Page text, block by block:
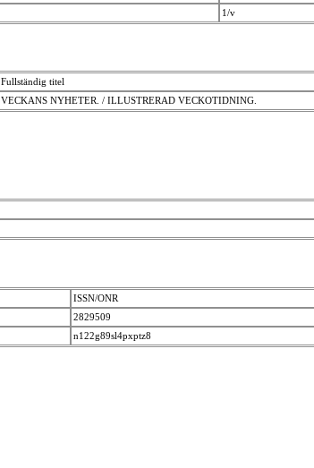
1/v
Fullständig titel
VECKANS NYHETER. / ILLUSTRERAD VECKOTIDNING.
ISSN/ONR
2829509
n122g89sl4pxptz8